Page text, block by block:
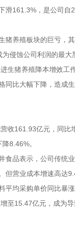
滑161.3%，是公司自
猪养殖板块的巨亏，
侵蚀公司利润的最大
生猪养殖降本增效工
同比大幅下降，造成
收161.93亿元，同比
8.46%。
食品表示，公司传统
但营业成本增速高达
平均采购单价同比暴
至15.47亿元，成为